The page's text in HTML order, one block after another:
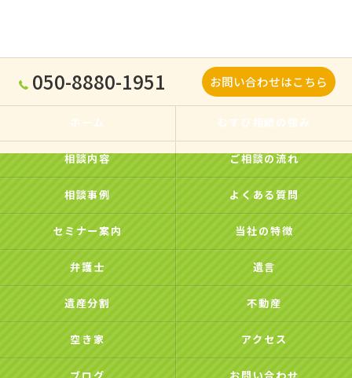
050-8880-1951 お問い合わせはこちら
ホーム むすび相続の強み
相談内容 ご相談の流れ
相談事例 よくある質問
セミナー案内 当社の特徴
弁護士 遺言
遺産分割 不動産
空き家 アクセス